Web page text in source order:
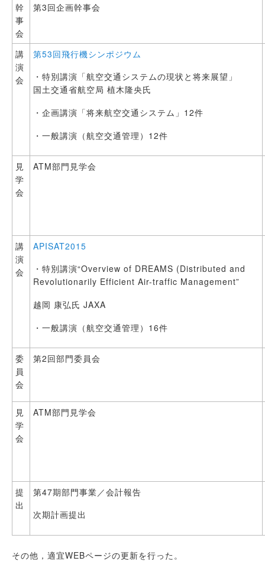
幹
事
会
第3回企画幹事会
講
演
会
第53回飛行機シンポジウム
・特別講演「航空交通システムの現状と将来展望」
国土交通省航空局 植木隆央氏
・企画講演「将来航空交通システム」12件
・一般講演（航空交通管理）12件
見
学
会
ATM部門見学会
講
演
会
APISAT2015
・特別講演“Overview of DREAMS (Distributed and
Revolutionarily Efficient Air-traffic Management”
越岡 康弘氏 JAXA
・一般講演（航空交通管理）16件
委
員
会
第2回部門委員会
見
学
会
ATM部門見学会
提
出
第47期部門事業／会計報告
次期計画提出
その他，適宜WEBページの更新を行った。